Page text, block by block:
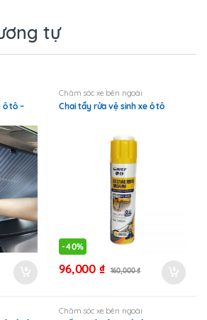
tự
ô tô –
Chăm sóc xe bên ngoài
Chai tẩy rửa vệ sinh xe ô tô
-40%
96,000₫ 160,000₫
Chăm sóc xe bên ngoài